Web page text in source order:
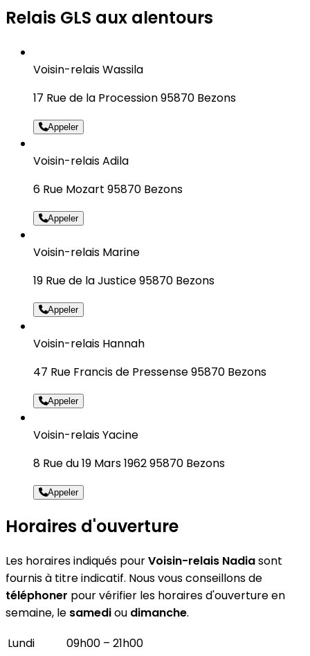
Relais GLS aux alentours
Voisin-relais Wassila
17 Rue de la Procession 95870 Bezons
Appeler
Voisin-relais Adila
6 Rue Mozart 95870 Bezons
Appeler
Voisin-relais Marine
19 Rue de la Justice 95870 Bezons
Appeler
Voisin-relais Hannah
47 Rue Francis de Pressense 95870 Bezons
Appeler
Voisin-relais Yacine
8 Rue du 19 Mars 1962 95870 Bezons
Appeler
Horaires d'ouverture
Les horaires indiqués pourVoisin-relais Nadiasont
fournis à titre indicatif. Nous vous conseillons de
téléphoner pour vérifier les horaires d'ouverture en
semaine, le samediou dimanche.
Lundi
09h00 – 21h00